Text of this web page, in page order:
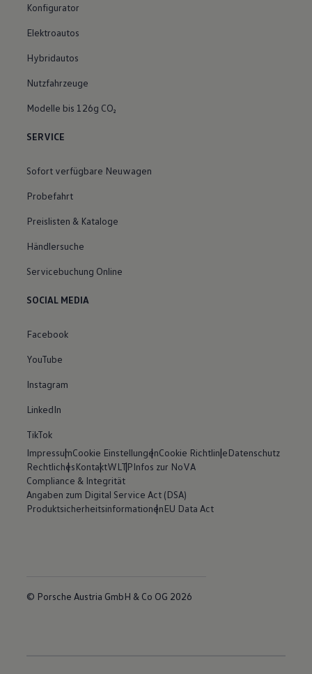
Konfigurator
Elektroautos
Hybridautos
Nutzfahrzeuge
Modelle bis 126g CO₂
SERVICE
Sofort verfügbare Neuwagen
Probefahrt
Preislisten & Kataloge
Händlersuche
Servicebuchung Online
SOCIAL MEDIA
Facebook
YouTube
Instagram
LinkedIn
TikTok
ImpressumCookie EinstellungenCookie RichtlinieDatenschutz
RechtlichesKontaktWLTPInfos zur NoVA
Compliance & Integrität
Angaben zum Digital Service Act (DSA)
ProduktsicherheitsinformationenEU Data Act
© Porsche Austria GmbH & Co OG 2026